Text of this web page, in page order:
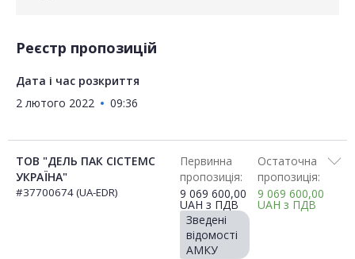
Реєстр пропозицій
Дата і час розкриття
2 лютого 2022
09:36
ТОВ "ДЕЛЬ ПАК СІСТЕМС
УКРАЇНА"
#37700674 (UA-EDR)
Первинна
пропозиція:
9 069 600,00
UAH з ПДВ
Зведені
відомості
АМКУ
Остаточна
пропозиція:
9 069 600,00
UAH з ПДВ